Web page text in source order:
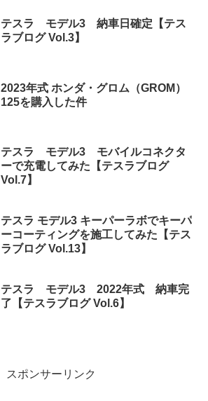
テスラ モデル3 納車日確定【テス
ラブログ Vol.3】
2023年式 ホンダ・グロム（GROM）
125を購入した件
テスラ モデル3 モバイルコネクタ
ーで充電してみた【テスラブログ
Vol.7】
テスラ モデル3 キーパーラボでキーパ
ーコーティングを施工してみた【テス
ラブログ Vol.13】
テスラ モデル3 2022年式 納車完
了【テスラブログ Vol.6】
スポンサーリンク